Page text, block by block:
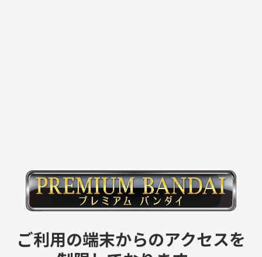
ご利用の端末からのアクセスを